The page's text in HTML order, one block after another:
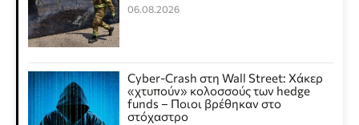
06.08.2026
Cyber-Crash στη Wall Street: Χάκερ
«χτυπούν» κολοσσούς των hedge
funds – Ποιοι βρέθηκαν στο
στόχαστρο